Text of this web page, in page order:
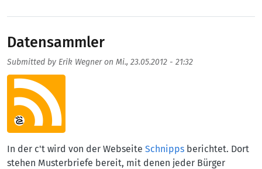
Datensammler
Submitted by Erik Wegneron Mi., 23.05.2012 - 21:32
Aufmacherbild
In der c't wird von der Webseite Schnipps berichtet. Dort
stehen Musterbriefe bereit, mit denen jeder Bürger